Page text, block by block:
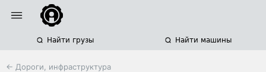
Найти грузы Найти машины
← Дороги, инфраструктура